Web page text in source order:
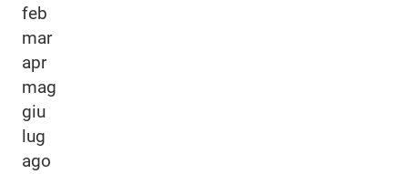
feb
mar
apr
mag
giu
lug
ago